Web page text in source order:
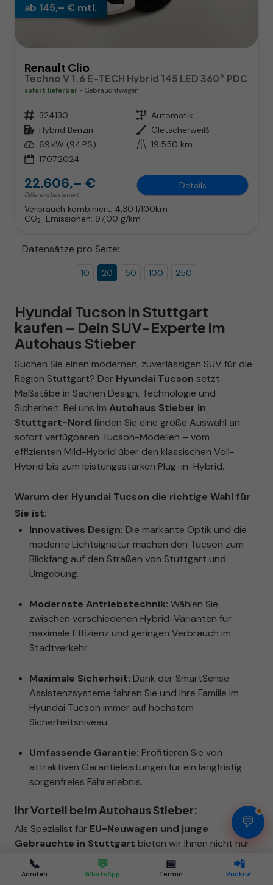
ab 145,– € mtl.
Renault Clio
Techno V 1.6 E-TECH Hybrid 145 LED 360° PDC
sofort lieferbar Gebrauchtwagen
Fahrzeugnr. 324130 Getriebe Automatik
Kraftstoff Hybrid Benzin Außenfarbe Gletscherweiß
Leistung 69 kW (94 PS) Kilometerstand 19.550 km
17.07.2024
22.606,– €
Differenzbesteuert
Details
Verbrauch kombiniert: 4,30 l/100km
CO2-Emissionen: 97,00 g/km
Datensätze pro Seite:
10 20 50 100 250
Hyundai Tucson in Stuttgart
kaufen – Dein SUV-Experte im
Autohaus Stieber
Suchen Sie einen modernen, zuverlässigen SUV für die
Region Stuttgart? Der Hyundai Tucson setzt
Maßstäbe in Sachen Design, Technologie und
Sicherheit. Bei uns im Autohaus Stieber in
Stuttgart-Nord finden Sie eine große Auswahl an
sofort verfügbaren Tucson-Modellen – vom
effizienten Mild-Hybrid über den klassischen Voll-
Hybrid bis zum leistungsstarken Plug-in-Hybrid.
Warum der Hyundai Tucson die richtige Wahl für
Sie ist:
Innovatives Design: Die markante Optik und die
moderne Lichtsignatur machen den Tucson zum
Blickfang auf den Straßen von Stuttgart und
Umgebung.
Modernste Antriebstechnik: Wählen Sie
zwischen verschiedenen Hybrid-Varianten für
maximale Effizienz und geringen Verbrauch im
Stadtverkehr.
Maximale Sicherheit: Dank der SmartSense
Assistenzsysteme fahren Sie und Ihre Familie im
Hyundai Tucson immer auf höchstem
Sicherheitsniveau.
Umfassende Garantie: Profitieren Sie von
attraktiven Garantieleistungen für ein langfristig
sorgenfreies Fahrerlebnis.
Ihr Vorteil beim Autohaus Stieber:
Als Spezialist für EU-Neuwagen und junge
Gebrauchte in Stuttgart bieten wir Ihnen nicht nur
attraktive Konditionen für den
Kauf Ihres Hyundai
Tucson
, sondern auch maßgeschneiderte
📞
Anrufen
💬
WhatsApp
📅
Termin
📲
Rückruf
💬